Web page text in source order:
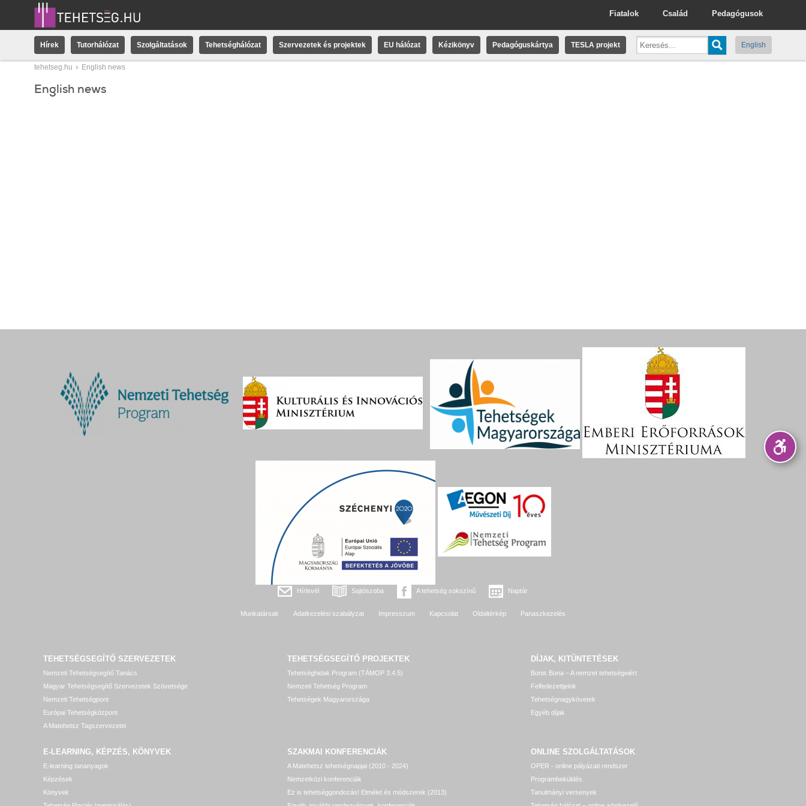
Pedagógusok
Család
Fiatalok
Hírek Tutorhálózat Szolgáltatások Tehetséghálózat Szervezetek és projektek EU hálózat Kézikönyv Pedagóguskártya TESLA projekt English
tehetseg.hu English news
English news
Hírlevél Sajtószoba A tehetség sokszínű Naptár
Munkatársak Adatkezelési szabályzat Impresszum Kapcsolat Oldaltérkép Panaszkezelés
TEHETSÉGSEGÍTŐ SZERVEZETEK
Nemzeti Tehetségsegítő Tanács
Magyar Tehetségsegítő Szervezetek Szövetsége
Nemzeti Tehetségpont
Európai Tehetségközpont
A Matehetsz Tagszervezetei
TEHETSÉGSEGÍTŐ PROJEKTEK
Tehetséghidak Program (TÁMOP 3.4.5)
Nemzeti Tehetség Program
Tehetségek Magyarországa
DÍJAK, KITÜNTETÉSEK
Bonis Bona – A nemzet tehetségeiért
Felfedezettjeink
Tehetségnagykövetek
Egyéb díjak
E-LEARNING, KÉPZÉS, KÖNYVEK
E-learning tananyagok
Képzések
Könyvek
SZAKMAI KONFERENCIÁK
A Matehetsz tehetségnapjai (2010 - 2024)
Nemzetközi konferenciák
Ez is tehetséggondozás! Elmélet és módszerek (2013)
ONLINE SZOLGÁLTATÁSOK
OPER - online pályázati rendszer
Programbeküldés
Tanulmányi versenyek